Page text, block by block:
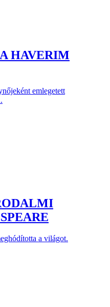
HAVERIM
emlegetett
a világot.